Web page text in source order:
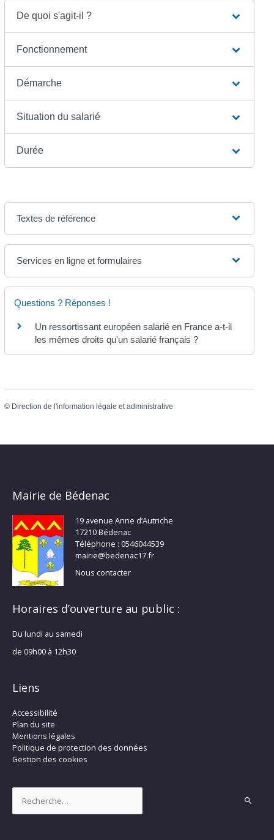
De quoi s'agit-il ?
Fonctionnement
Démarche
Situation du salarié
Durée
Textes de référence
Services en ligne et formulaires
Questions ? Réponses !
Un ressortissant européen salarié en France a-t-il
les mêmes droits qu'un salarié français ?
© Direction de l'information légale et administrative
Mairie de Bédenac
19 avenue Anne d’Autriche
17210 Bédenac
Téléphone : 0546044539
mairie@bedenac17.fr
Nous contacter
Horaires d’ouverture au public :
Du lundi au samedi
de 09h00 à 12h30
Liens
Accessibilité
Plan du site
Mentions légales
Politique de protection des données
Gestion des cookies